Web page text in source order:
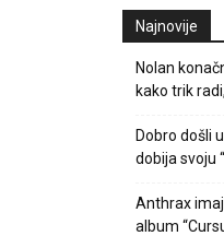
Najnovije
Nolan
kako trik
Dobro došli
dobija svoju
Anthrax
album